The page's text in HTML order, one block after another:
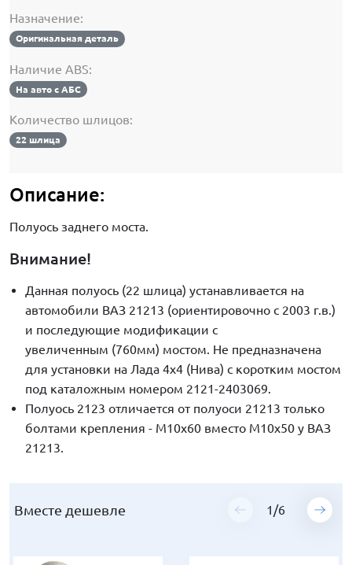
Назначение:
Оригинальная деталь
Наличие ABS:
На авто с АБС
Количество шлицов:
22 шлица
Описание:
Полуось заднего моста.
Внимание!
Данная полуось (22 шлица) устанавливается на
автомобили ВАЗ 21213 (ориентировочно с 2003 г.в.)
и последующие модификации с
увеличенным (760мм) мостом. Не предназначена
для установки на Лада 4х4 (Нива) с коротким мостом
под каталожным номером 2121-2403069.
Полуось 2123 отличается от полуоси 21213 только
болтами крепления - М10х60 вместо М10х50 у ВАЗ
21213.
Вместе дешевле 1 /6
Вместе дешевле 1 /6
Вместе дешевле 1 /6
Вместе дешевле 1 /6
Вместе дешевле 1 /6
Вместе дешевле 1 /6